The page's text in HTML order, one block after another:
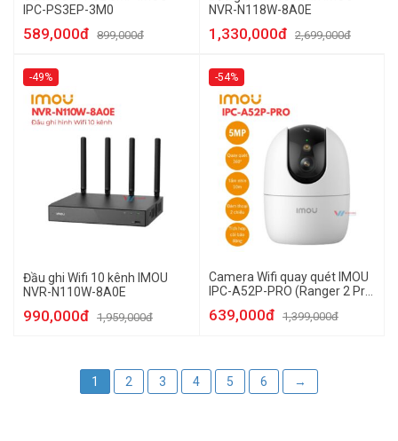
IPC-PS3EP-3M0
589,000đ 899,000đ
NVR-N118W-8A0E
1,330,000đ 2,699,000đ
-49%
Đầu ghi Wifi 10 kênh IMOU
NVR-N110W-8A0E
990,000đ 1,959,000đ
-54%
Camera Wifi quay quét IMOU
IPC-A52P-PRO (Ranger 2 Pro
639,000đ 1,399,000đ
1 2 3 4 5 6 →